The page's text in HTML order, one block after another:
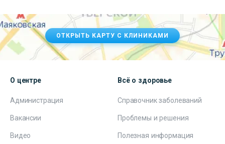
ОТКРЫТЬ КАРТУ С КЛИНИКАМИ
О центре
Администрация
Вакансии
Видео
Всё о здоровье
Справочник заболеваний
Проблемы и решения
Полезная информация